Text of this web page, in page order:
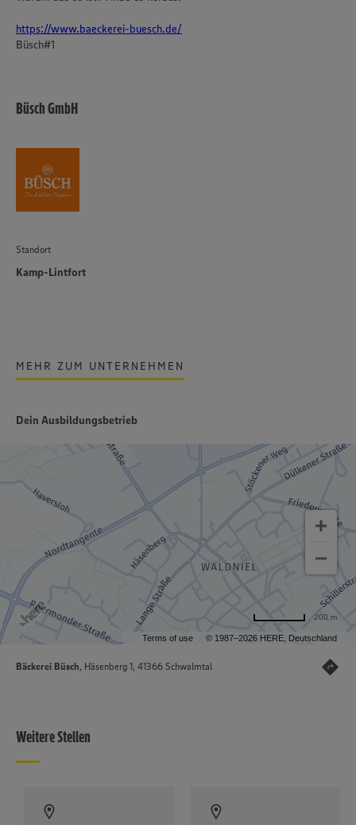
https://www.baeckerei-buesch.de/
Büsch#1
Büsch GmbH
Standort
Kamp-Lintfort
MEHR ZUM UNTERNEHMEN
Dein Ausbildungsbetrieb
Terms of use © 1987–2026 HERE, Deutschland
200 m
Bäckerei Büsch, Häsenberg 1, 41366 Schwalmtal
Weitere Stellen